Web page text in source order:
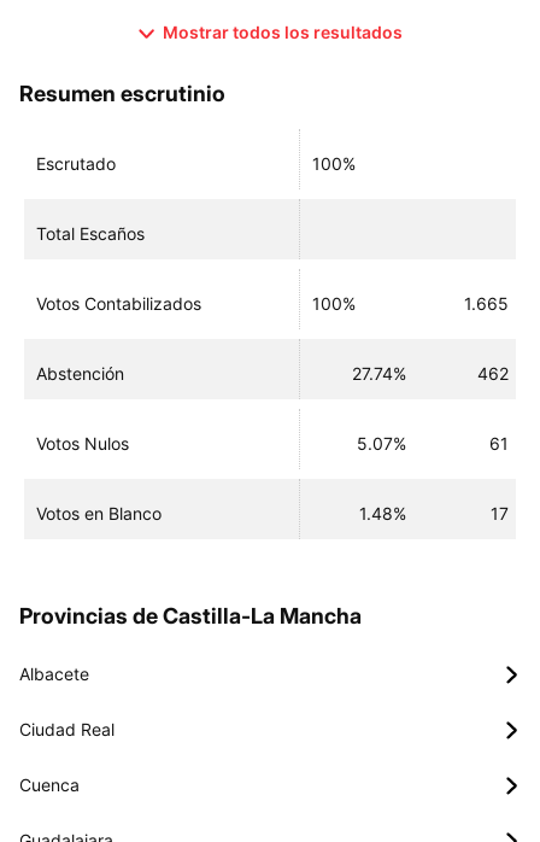
Mostrar todos los resultados
Resumen escrutinio
Escrutado 100%
Total Escaños
Votos Contabilizados 100% 1.665
Abstención 27.74% 462
Votos Nulos 5.07% 61
Votos en Blanco 1.48% 17
Provincias de Castilla-La Mancha
Albacete
Ciudad Real
Cuenca